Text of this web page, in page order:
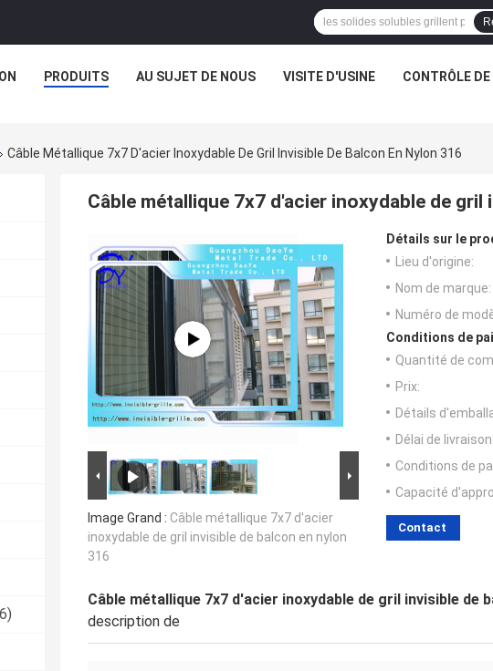
PRODUITS AU SUJET DE NOUS VISITE D'USINE CONTRÔLE
Câble Métallique 7x7 D'acier Inoxydable De Gril Invisible De Balcon En Nylon 316
Câble métallique 7x7 d'acier inoxydable de
Image Grand : Câble métallique 7x7 d'acier
inoxydable de gril invisible de balcon en nylon
316
Détails sur le
Lieu d'origine:
Nom de marque:
Numéro de
Conditions de
Quantité de
Prix:
Détails
Délai de livraison:
Conditions de
Capacité
Contact
Câble métallique 7x7 d'acier inoxydable de gril invisible de
description de